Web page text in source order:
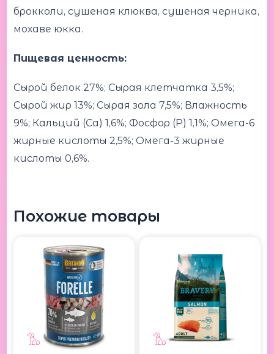
брокколи, сушеная клюква, сушеная черника,
мохаве юкка.
Пищевая ценность:
Сырой белок 27%; Сырая клетчатка 3,5%;
Сырой жир 13%; Сырая зола 7,5%; Влажность
9%; Кальций (Ca) 1,6%; Фосфор (P) 1,1%; Омега-6
жирные кислоты 2,5%; Омега-3 жирные
кислоты 0,6%.
Похожие товары